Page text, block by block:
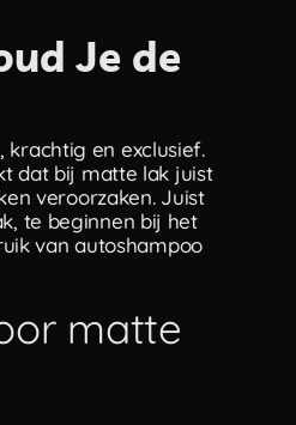
Je de
en exclusief.
dat bij matte lak juist
veroorzaken. Juist
te beginnen bij het
van autoshampoo
matte